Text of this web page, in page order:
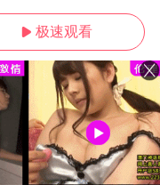
 极速观看